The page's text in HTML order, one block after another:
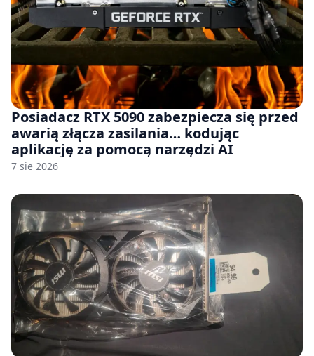
Posiadacz RTX 5090 zabezpiecza się przed
awarią złącza zasilania… kodując
aplikację za pomocą narzędzi AI
7 sie 2026